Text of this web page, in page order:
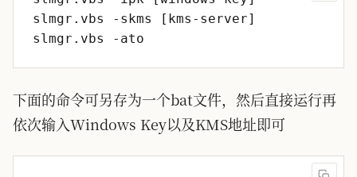
下面的命令可另存为一个bat文件，然后直接运行再
依次输入Windows Key以及KMS地址即可